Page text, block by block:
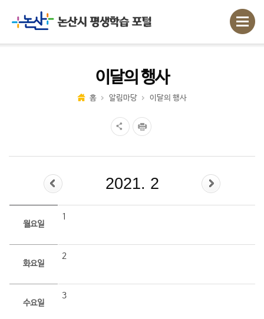
이달의 행사
홈 알림마당 이달의 행사
2021. 2
월요일
1
화요일
2
수요일
3